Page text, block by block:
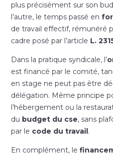
plus précisément sur son
l’autre, le temps passé en
de travail effectif, rémunéré
cadre posé par l’article L.
Dans la pratique syndicale, l’
est financé par le comité,
en stage ne peut pas être
délégation. Même principe
l’hébergement ou la
du budget du cse, sans
par le code du travail .
En complément, le